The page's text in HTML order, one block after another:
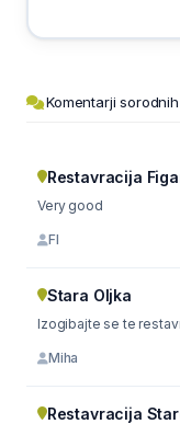
Komentarji
Restavracija
Very good
FI
Stara Oljka
Izogibajte se te
Miha
Restavracija